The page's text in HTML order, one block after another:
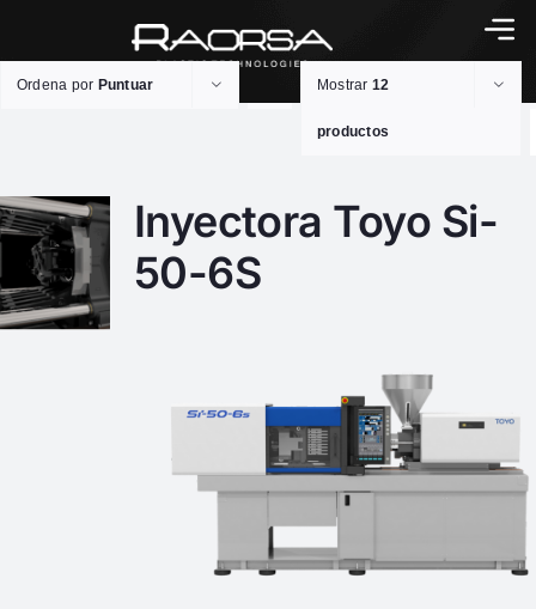
Ordena por Puntuar Mostrar 12
productos
Inyectora Toyo Si-
50-6S